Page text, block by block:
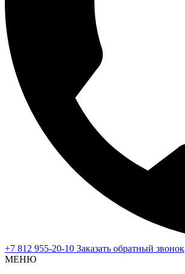
+7 812 955-20-10 Заказать обратный звонок
МЕНЮ